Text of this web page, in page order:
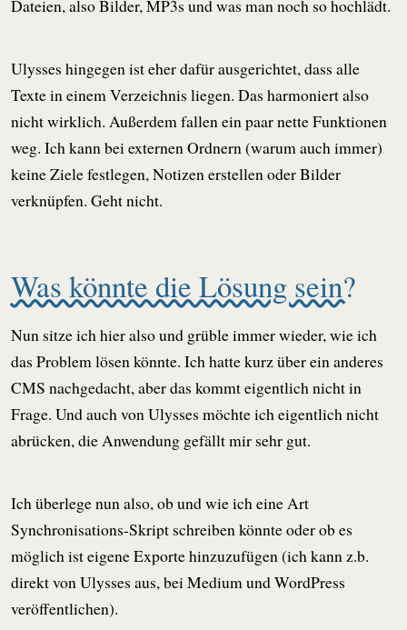
Dateien, also Bilder, MP3s und was man noch so hochlädt.
Ulysses hingegen ist eher dafür ausgerichtet, dass alle
Texte in einem Verzeichnis liegen. Das harmoniert also
nicht wirklich. Außerdem fallen ein paar nette Funktionen
weg. Ich kann bei externen Ordnern (warum auch immer)
keine Ziele festlegen, Notizen erstellen oder Bilder
verknüpfen. Geht nicht.
Was könnte die Lösung sein?
Nun sitze ich hier also und grüble immer wieder, wie ich
das Problem lösen könnte. Ich hatte kurz über ein anderes
CMS nachgedacht, aber das kommt eigentlich nicht in
Frage. Und auch von Ulysses möchte ich eigentlich nicht
abrücken, die Anwendung gefällt mir sehr gut.
Ich überlege nun also, ob und wie ich eine Art
Synchronisations-Skript schreiben könnte oder ob es
möglich ist eigene Exporte hinzuzufügen (ich kann z.b.
direkt von Ulysses aus, bei Medium und WordPress
veröffentlichen).